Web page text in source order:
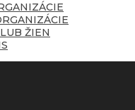
ŽIEN